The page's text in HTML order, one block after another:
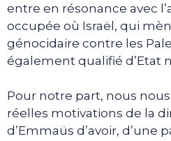
entre en résonance avec
occupée où Israël, qui
génocidaire contre les
également qualifié d’Etat
Pour notre part, nous
réelles motivations de la
d’Emmaüs d’avoir, d’une